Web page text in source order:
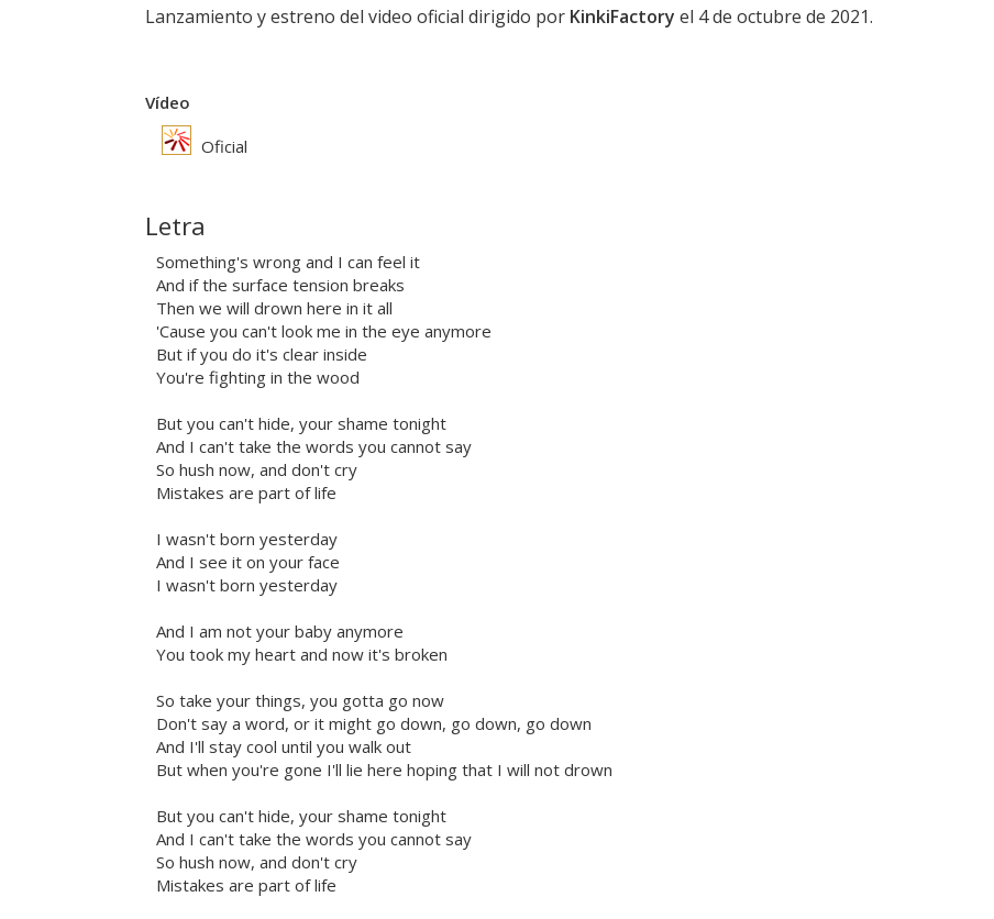
Lanzamiento y estreno del video oficial dirigido por KinkiFactory el 4 de octubre de 2021.
Vídeo
Oficial
Letra
Something's wrong and I can feel it
And if the surface tension breaks
Then we will drown here in it all
'Cause you can't look me in the eye anymore
But if you do it's clear inside
You're fighting in the wood
But you can't hide, your shame tonight
And I can't take the words you cannot say
So hush now, and don't cry
Mistakes are part of life
I wasn't born yesterday
And I see it on your face
I wasn't born yesterday
And I am not your baby anymore
You took my heart and now it's broken
So take your things, you gotta go now
Don't say a word, or it might go down, go down, go down
And I'll stay cool until you walk out
But when you're gone I'll lie here hoping that I will not drown
But you can't hide, your shame tonight
And I can't take the words you cannot say
So hush now, and don't cry
Mistakes are part of life